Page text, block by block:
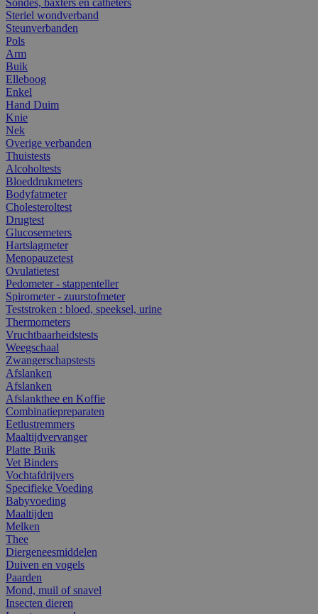
Steriel wondverband
Steunverbanden
Pols
Arm
Buik
Elleboog
Enkel
Hand Duim
Knie
Nek
Overige verbanden
Thuistests
Alcoholtests
Bloeddrukmeters
Bodyfatmeter
Cholesteroltest
Drugtest
Glucosemeters
Hartslagmeter
Menopauzetest
Ovulatietest
Pedometer - stappenteller
Spirometer - zuurstofmeter
Teststroken : bloed, speeksel, urine
Thermometers
Vruchtbaarheidstests
Weegschaal
Zwangerschapstests
Afslanken
Afslanken
Afslankthee en Koffie
Combinatiepreparaten
Eetlustremmers
Maaltijdvervanger
Platte Buik
Vet Binders
Vochtafdrijvers
Specifieke Voeding
Babyvoeding
Maaltijden
Melken
Thee
Diergeneesmiddelen
Duiven en vogels
Paarden
Mond, muil of snavel
Insecten dieren